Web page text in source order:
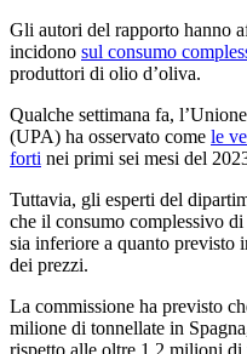
Gli autori del rapporto hanno
incidono sul consumo
produttori di olio d’oliva.
Qualche settimana fa,
(UPA) ha osservato come le
forti nei primi sei mesi del
Tuttavia, gli esperti del
che il consumo complessivo
sia inferiore a quanto previsto
dei prezzi.
La commissione ha previsto
milione di tonnellate in
rispetto alle oltre 1,2 milioni di